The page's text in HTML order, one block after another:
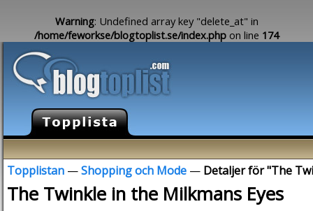
Warning: Undefined array key "delete_at" in
/home/feworkse/blogtoplist.se/index.php on line 174
Topplistan —Shopping och Mode — Detaljer för "The
The Twinkle in the Milkmans Eyes